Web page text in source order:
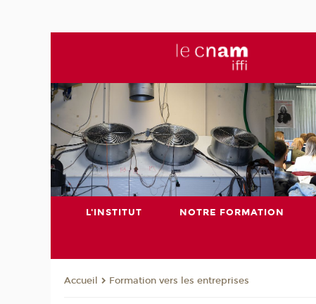
L'INSTITUT NOTRE FORMATION
Accueil Formation vers les entreprises